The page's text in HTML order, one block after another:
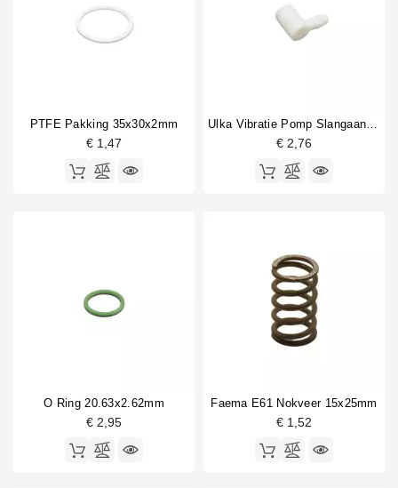
PTFE Pakking 35x30x2mm
€ 1,47 € 2,76
O Ring 20.63x2.62mm
€ 2,95
Faema E61 Nokveer 15x25mm
€ 1,52